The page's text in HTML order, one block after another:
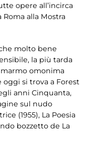
opere all’incirca
Roma alla Mostra
molto bene
la più tarda
marmo omonima
oggi si trova a Forest
anni Cinquanta,
sul nudo
(1955), La Poesia
bozzetto de La